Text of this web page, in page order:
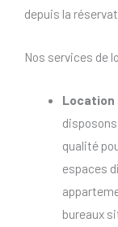
depuis la
Nos services de
Location
qualité
espaces
bureaux